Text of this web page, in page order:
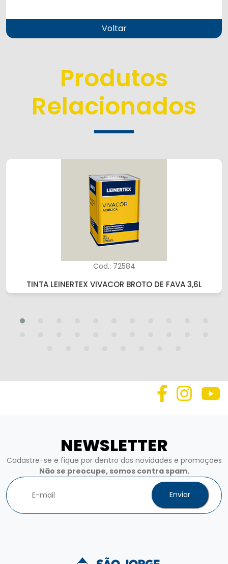
Voltar
Produtos
Relacionados
Cod.: 72584
TINTA LEINERTEX VIVACOR BROTO DE FAVA 3,6L
NEWSLETTER
Cadastre-se e fique por dentro das novidades e promoções
Não se preocupe, somos contra spam.
Enviar